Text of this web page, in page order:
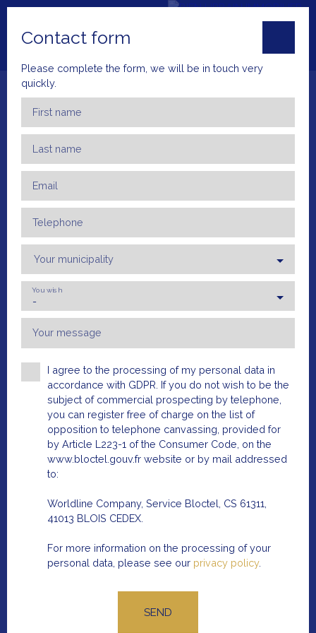
Home Buy Rent Put up for rent
+33 4 66 23
ESTIMA
DISCOVER ALL OUR REAL ESTATE OFFERS
Homes for sale in
Contact form
Please complete the form, we will be in touch very
quickly.
First name
Last name
Email
Telephone
Your municipality
-
You wish
Your message
I agree to the processing of my personal data in
accordance with GDPR. If you do not wish to be the
subject of commercial prospecting by telephone,
you can register free of charge on the list of
opposition to telephone canvassing, provided for
by Article L223-1 of the Consumer Code, on the
www.bloctel.gouv.fr website or by mail addressed
to:
Worldline Company, Service Bloctel, CS 61311,
41013 BLOIS CEDEX.
For more information on the processing of your
personal data, please see our privacy policy.
SEND